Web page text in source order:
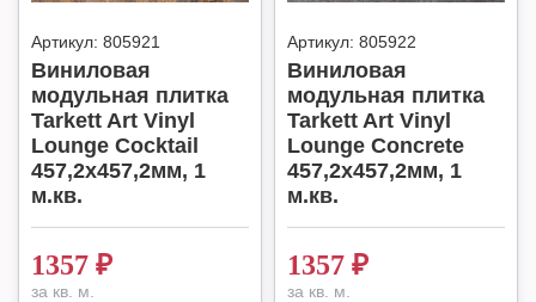
Артикул: 805921
Виниловая
модульная плитка
Tarkett Art Vinyl
Lounge Cocktail
457,2х457,2мм, 1
м.кв.
1357 ₽
за кв. м.
Артикул: 805922
Виниловая
модульная плитка
Tarkett Art Vinyl
Lounge Concrete
457,2х457,2мм, 1
м.кв.
1357 ₽
за кв. м.